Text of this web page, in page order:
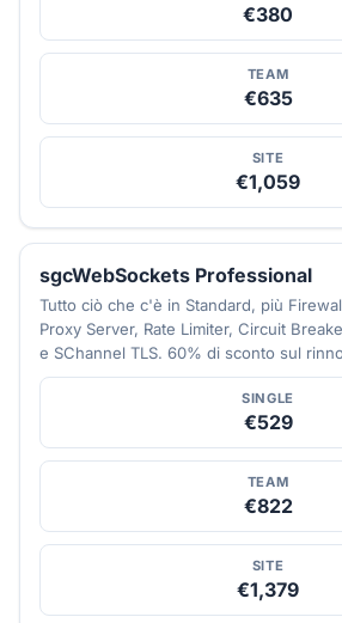
€380
TEAM
€635
SITE
€1,059
sgcWebSockets Professional
Tutto ciò che c'è in Standard, più
Proxy Server, Rate Limiter, Circuit
e SChannel TLS. 60% di sconto sul
SINGLE
€529
TEAM
€822
SITE
€1,379